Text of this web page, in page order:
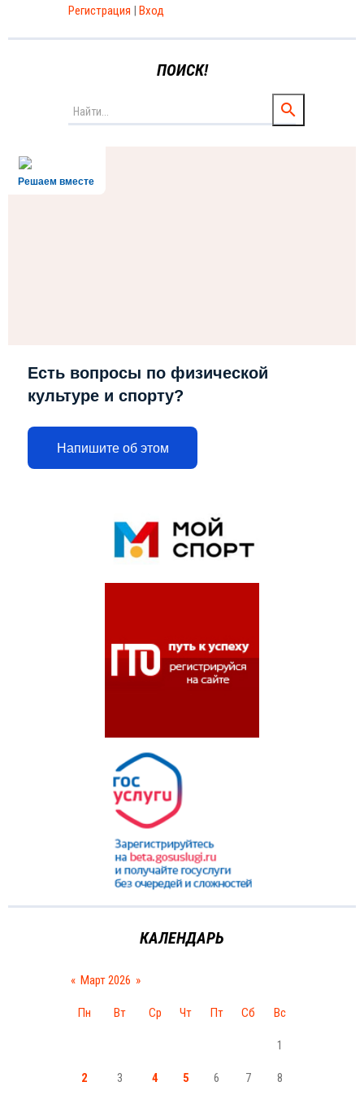
Регистрация | Вход
ПОИСК!
Решаем вместе
Есть вопросы по физической
культуре и спорту?
Напишите об этом
КАЛЕНДАРЬ
« Март 2026 »
Пн Вт Ср Чт Пт Сб Вс
1
2 3 4 5 6 7 8